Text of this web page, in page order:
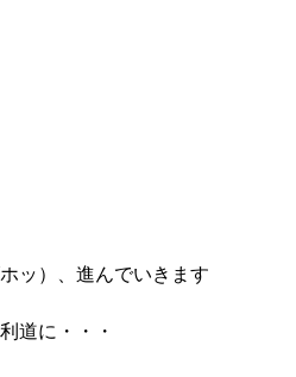
ッ）、進んでいきます
道に・・・